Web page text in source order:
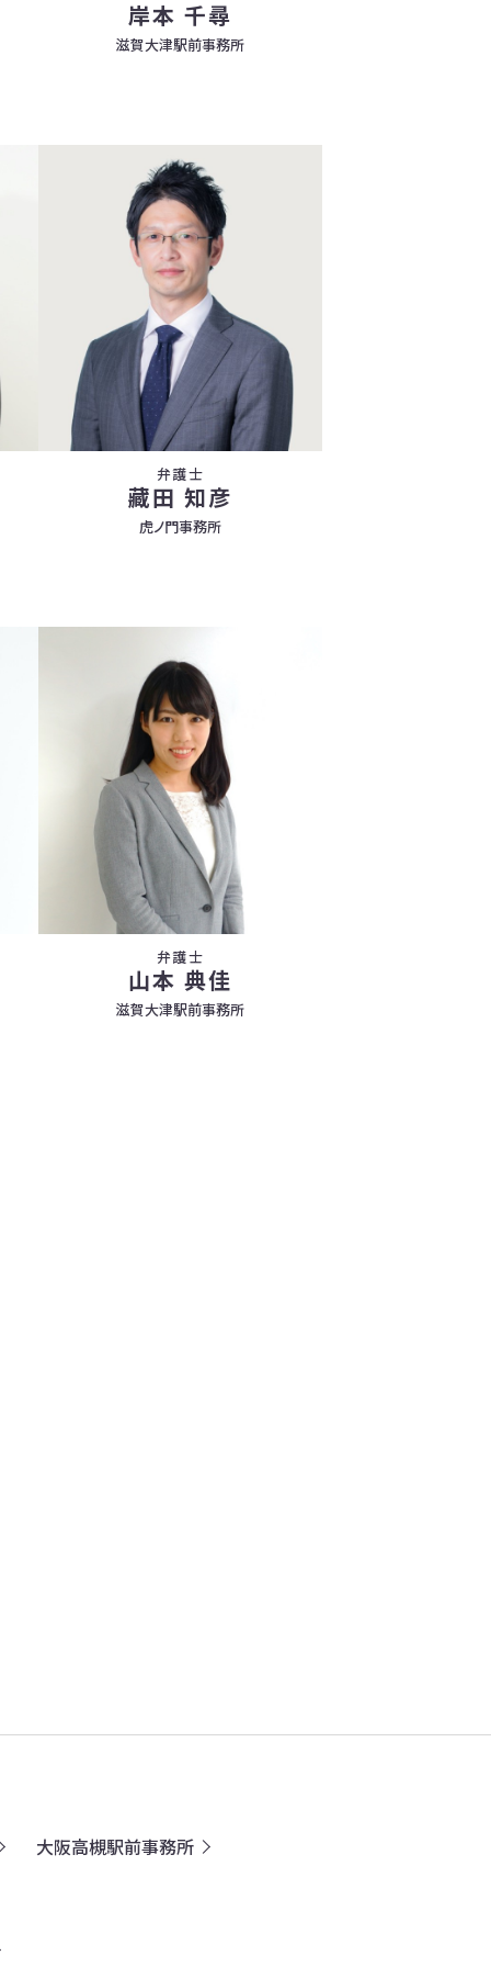
岸本 千尋
滋賀大津駅前事務所
弁護士
藏田 知彦
虎ノ門事務所
弁護士
山本 典佳
滋賀大津駅前事務所
大阪高槻駅前事務所